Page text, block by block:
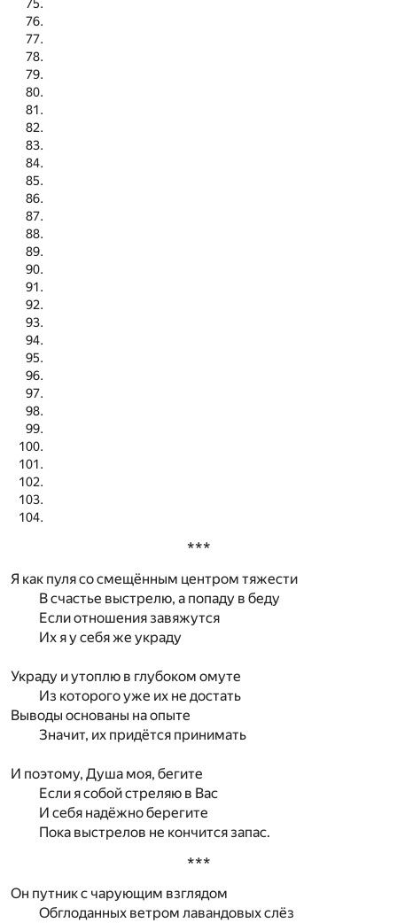
***
Я как пуля со смещённым центром тяжести
В счастье выстрелю, а попаду в беду
Если отношения завяжутся
Их я у себя же украду
Украду и утоплю в глубоком омуте
Из которого уже их не достать
Выводы основаны на опыте
Значит, их придётся принимать
И поэтому, Душа моя, бегите
Если я собой стреляю в Вас
И себя надёжно берегите
Пока выстрелов не кончится запас.
***
Он путник с чарующим взглядом
Обглоданных ветром лавандовых слёз